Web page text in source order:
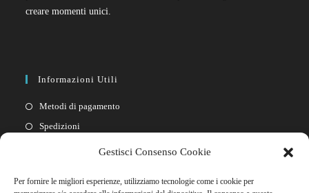
Gestisci Consenso Cookie
Per fornire le migliori esperienze, utilizziamo tecnologie come i cookie per
creare momenti unici.
Informazioni Utili
Metodi di pagamento
Spedizioni
Cookie policy